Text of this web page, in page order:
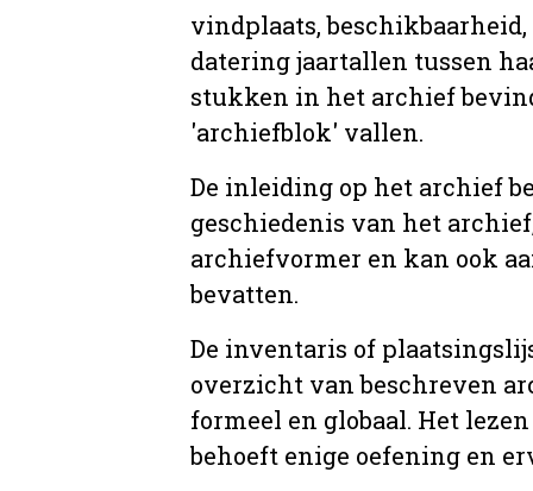
vindplaats,
datering jaartallen tussen
stukken in het archief
'archiefblok' vallen.
De inleiding op het archief
geschiedenis van het
archiefvormer en kan ook
bevatten.
De inventaris of
overzicht van beschreven
formeel en globaal. Het
behoeft enige oefening en